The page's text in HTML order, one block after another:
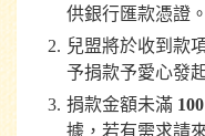
供銀行匯款憑證。
兒盟將於收到款
予捐款予愛心發
捐款金額未滿
據，若有需求請